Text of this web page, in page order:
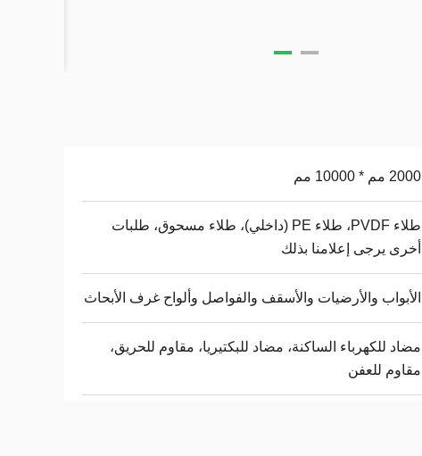
2000 مم * 10000 مم
طلاء PVDF، طلاء PE (داخلي)، طلاء مسحوق، طلبات
أخرى يرجى إعلامنا بذلك
الأبواب والأرضيات والأسقف والفواصل وألواح غرف الأبحاث
مضاد للكهرباء الساكنة، مضاد للبكتيريا، مقاوم للحريق،
مقاوم للعفن